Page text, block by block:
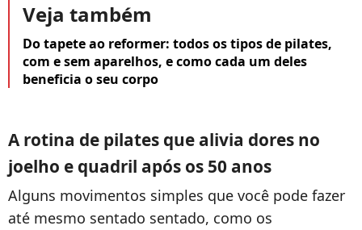
Veja também
Do tapete ao reformer: todos os tipos de pilates,
com e sem aparelhos, e como cada um deles
beneficia o seu corpo
A rotina de pilates que alivia dores no
joelho e quadril após os 50 anos
Alguns movimentos simples que você pode fazer
até mesmo sentado sentado, como os